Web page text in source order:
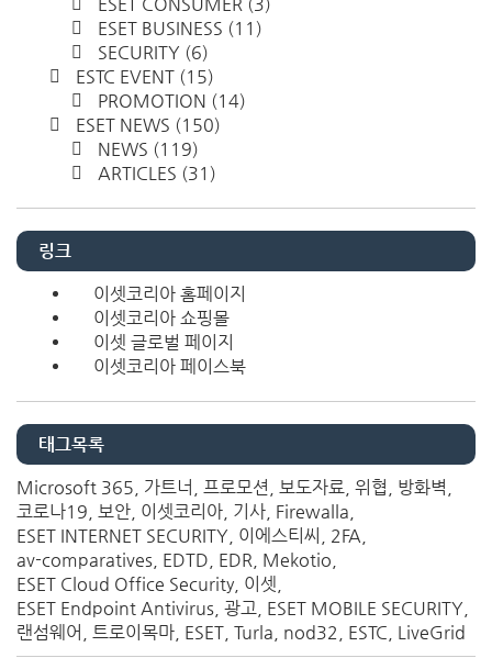
ESET CONSUMER (3)
ESET BUSINESS (11)
SECURITY (6)
ESTC EVENT (15)
PROMOTION (14)
ESET NEWS (150)
NEWS (119)
ARTICLES (31)
링크
이셋코리아 홈페이지
이셋코리아 쇼핑몰
이셋 글로벌 페이지
이셋코리아 페이스북
태그목록
Microsoft 365 가트너 프로모션 보도자료 위협
방화벽
코로나19 보안 이셋코리아 기사 Firewalla
ESET INTERNET SECURITY 이에스티씨
2FA
av-comparatives EDTD EDR Mekotio
ESET Cloud Office Security 이셋
ESET Endpoint Antivirus 광고 ESET MOBILE SECURITY
랜섬웨어
트로이목마 ESET Turla nod32 ESTC LiveGrid